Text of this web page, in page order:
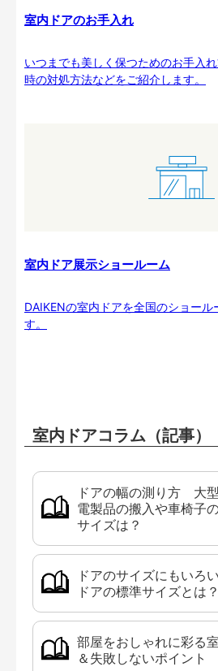
室内ドアのお手入れ
いつまでも美しく保つためのお手入
時の対処方法などをご紹介します。
室内ドア展示ショールーム
DAIKENの室内ドアを全国のショール
す。
室内ドアコラム（記事）
ドアの幅の測り方 大
電製品の搬入や車椅子
サイズは？
ドアのサイズにもいろ
ドアの標準サイズとは？
部屋をおしゃれに彩る
＆失敗しないポイント